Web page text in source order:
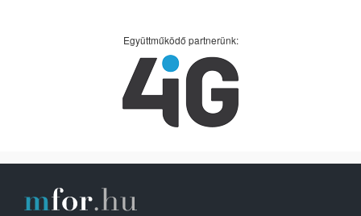
Együttműködő partnerünk: